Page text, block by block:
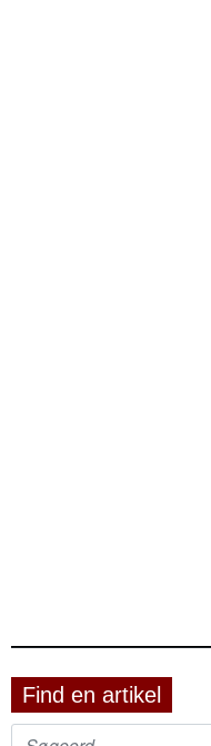
Find en artikel